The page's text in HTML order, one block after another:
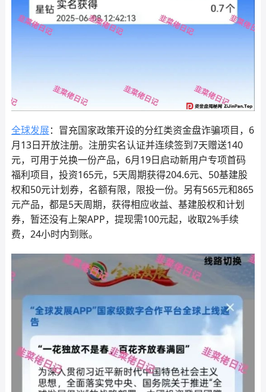
全球发展：冒充国家政策开设的分红类资金盘诈骗项目，6
月13日开放注册。注册实名认证并连续签到7天赠送140
元，可用于兑换一份产品，6月19日启动新用户专项首码
福利项目，投资165元，5天周期获得204.6元、50基建股
权和50元计划券，名额有限，限投一份。另有565元和865
元产品，都是5天周期，获得相应收益、基建股权和计划
券，暂还没有上架APP，提现需100元起，收取2%手续
费，24小时内到账。